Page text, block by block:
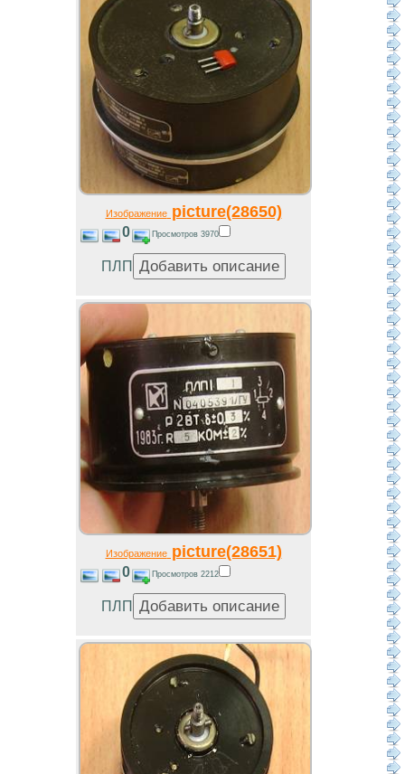
Изображениеpicture(28650)
0 Просмотров 3970
ПЛП
Изображениеpicture(28651)
0 Просмотров 2212
ПЛП